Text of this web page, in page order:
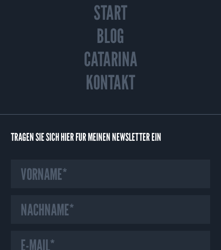
START
BLOG
CATARINA
KONTAKT
TRAGEN SIE SICH HIER FÜR MEINEN NEWSLETTER EIN